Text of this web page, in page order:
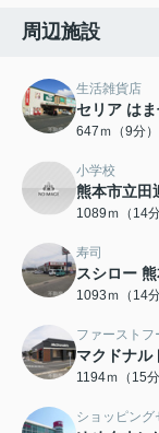
周辺施設
生活雑貨店
セリア は
647ｍ（9分）
小学校
熊本市立田
1089ｍ（14分
寿司
スシロー
1093ｍ（14分
ファーストフ
マクドナル
1194ｍ（15分
ショッピング